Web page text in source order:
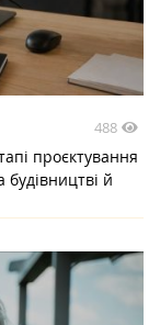
488
проєктування
й